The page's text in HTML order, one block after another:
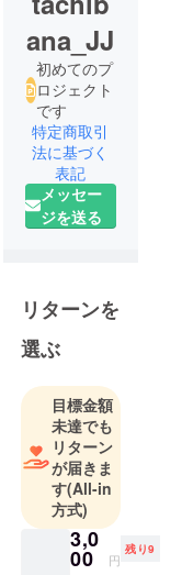
ana_JJ
初めてのプ
ロジェクト
です
特定商取引
法に基づく
表記
メッセー
ジを送る
リターンを
選ぶ
目標金額
未達でも
リターン
が届きま
す(All-in
方式)
3,0
00 円
残り9